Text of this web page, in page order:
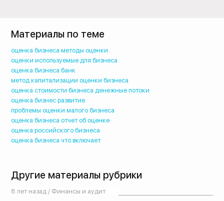
Материалы по теме
оценка бизнеса методы оценки
оценки используемые для бизнеса
оценка бизнеса банк
метод капитализации оценки бизнеса
оценка стоимости бизнеса денежные потоки
оценка бизнес развитие
проблемы оценки малого бизнеса
оценка бизнеса отчет об оценке
оценка российского бизнеса
оценка бизнеса что включает
Другие материалы рубрики
8 лет назад / Финансы и аудит